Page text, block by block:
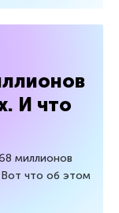
И что
миллионов
Вот что об этом